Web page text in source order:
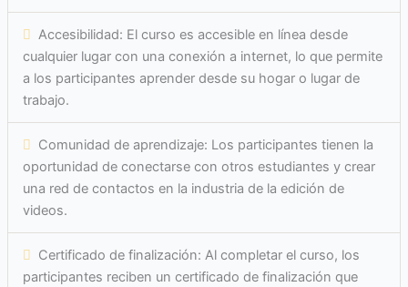
Accesibilidad: El curso es accesible en línea desde
cualquier lugar con una conexión a internet, lo que permite
a los participantes aprender desde su hogar o lugar de
trabajo.
Comunidad de aprendizaje: Los participantes tienen la
oportunidad de conectarse con otros estudiantes y crear
una red de contactos en la industria de la edición de
videos.
Certificado de finalización: Al completar el curso, los
participantes reciben un certificado de finalización que